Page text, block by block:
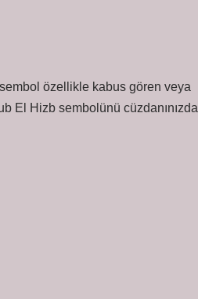
özellikle kabus gören veya
El Hizb sembolünü cüzdanınızda